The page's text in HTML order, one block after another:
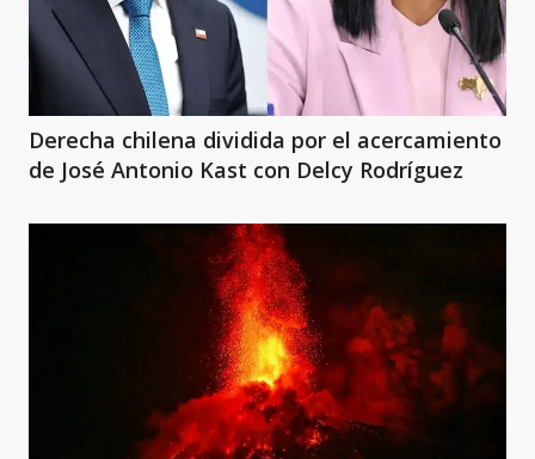
Derecha chilena dividida por el acercamiento
de José Antonio Kast con Delcy Rodríguez